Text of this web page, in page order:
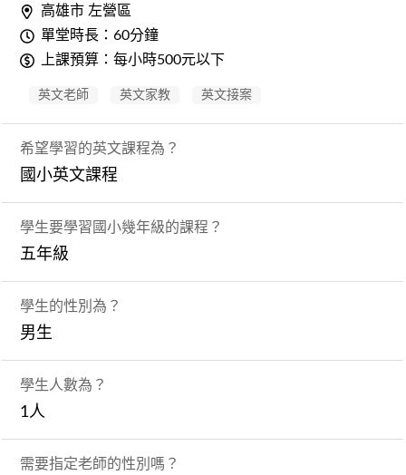
高雄市 左營區
單堂時長：60分鐘
上課預算：每小時500元以下
英文老師 英文家教 英文接案
希望學習的英文課程為？
國小英文課程
學生要學習國小幾年級的課程？
五年級
學生的性別為？
男生
學生人數為？
1人
需要指定老師的性別嗎？